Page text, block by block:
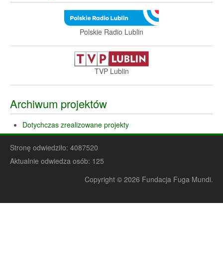
Polskie Radio Lublin
TVP Lublin
Archiwum projektów
Dotychczas zrealizowane projekty
Stronę odwiedziło: 4087520
Aktualnie odwiedza osób: 125
Copyright © 2026 Fundacja Fuga Mundi.